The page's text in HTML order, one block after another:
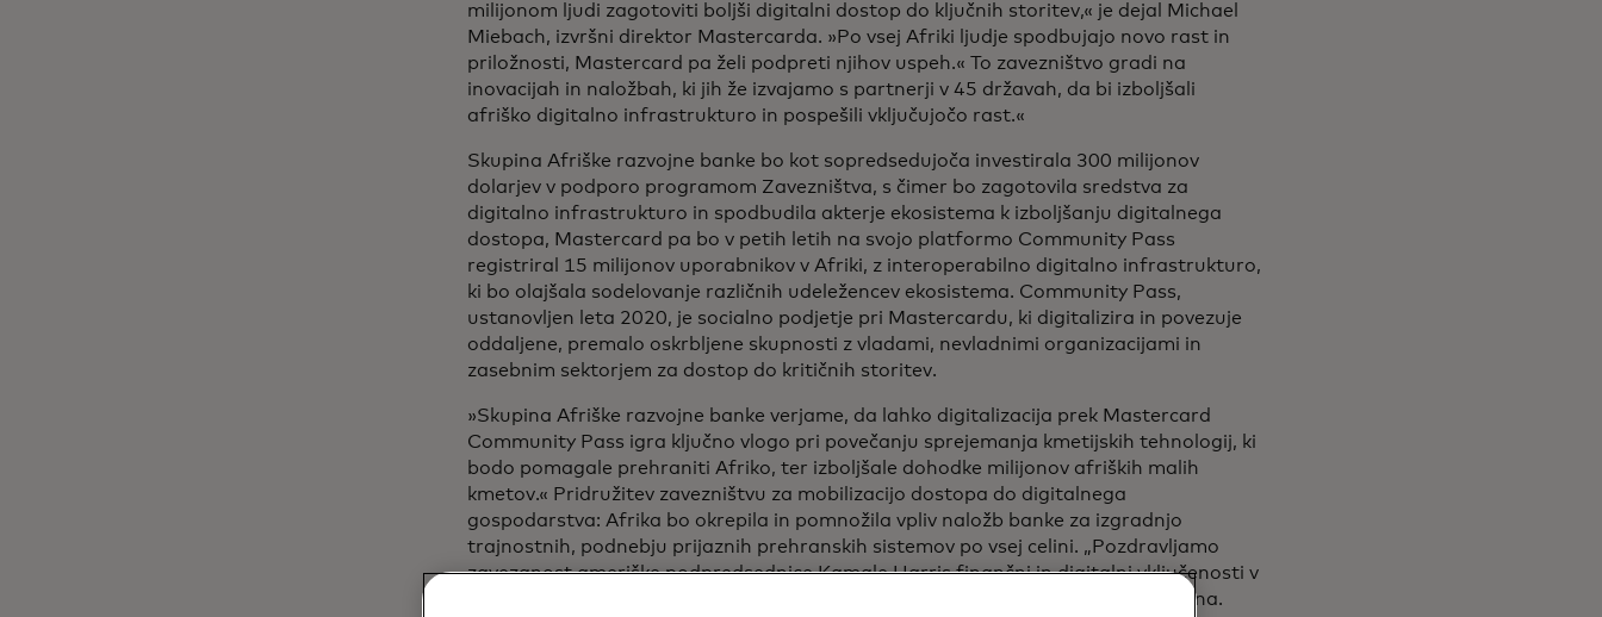
milijonom ljudi zagotoviti boljši digitalni dostop do ključnih storitev,« je dejal Michael
Miebach, izvršni direktor Mastercarda. »Po vsej Afriki ljudje spodbujajo novo rast in
priložnosti, Mastercard pa želi podpreti njihov uspeh.« To zavezništvo gradi na
inovacijah in naložbah, ki jih že izvajamo s partnerji v 45 državah, da bi izboljšali
afriško digitalno infrastrukturo in pospešili vključujočo rast.«
Skupina Afriške razvojne banke bo kot sopredsedujoča investirala 300 milijonov
dolarjev v podporo programom Zavezništva, s čimer bo zagotovila sredstva za
digitalno infrastrukturo in spodbudila akterje ekosistema k izboljšanju digitalnega
dostopa, Mastercard pa bo v petih letih na svojo platformo Community Pass
registriral 15 milijonov uporabnikov v Afriki, z interoperabilno digitalno infrastrukturo,
ki bo olajšala sodelovanje različnih udeležencev ekosistema. Community Pass,
ustanovljen leta 2020, je socialno podjetje pri Mastercardu, ki digitalizira in povezuje
oddaljene, premalo oskrbljene skupnosti z vladami, nevladnimi organizacijami in
zasebnim sektorjem za dostop do kritičnih storitev.
»Skupina Afriške razvojne banke verjame, da lahko digitalizacija prek Mastercard
Community Pass igra ključno vlogo pri povečanju sprejemanja kmetijskih tehnologij, ki
bodo pomagale prehraniti Afriko, ter izboljšale dohodke milijonov afriških malih
kmetov.« Pridružitev zavezništvu za mobilizacijo dostopa do digitalnega
gospodarstva: Afrika bo okrepila in pomnožila vpliv naložb banke za izgradnjo
trajnostnih, podnebju prijaznih prehranskih sistemov po vsej celini. „Pozdravljamo
zavezanost ameriške podpredsednice Kamale Harris finančni in digitalni vključenosti v
Afriki,“ je dejal predsednik Skupine Afriške razvojne banke dr. Akinwumi A. Adesina.